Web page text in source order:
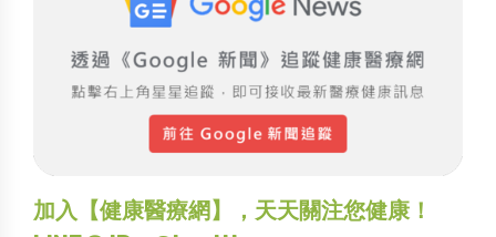
加入【健康醫療網】，天天關注您健康！